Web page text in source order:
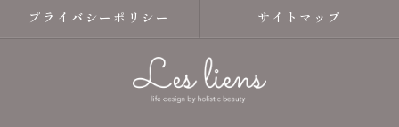
プライバシーポリシー サイトマップ